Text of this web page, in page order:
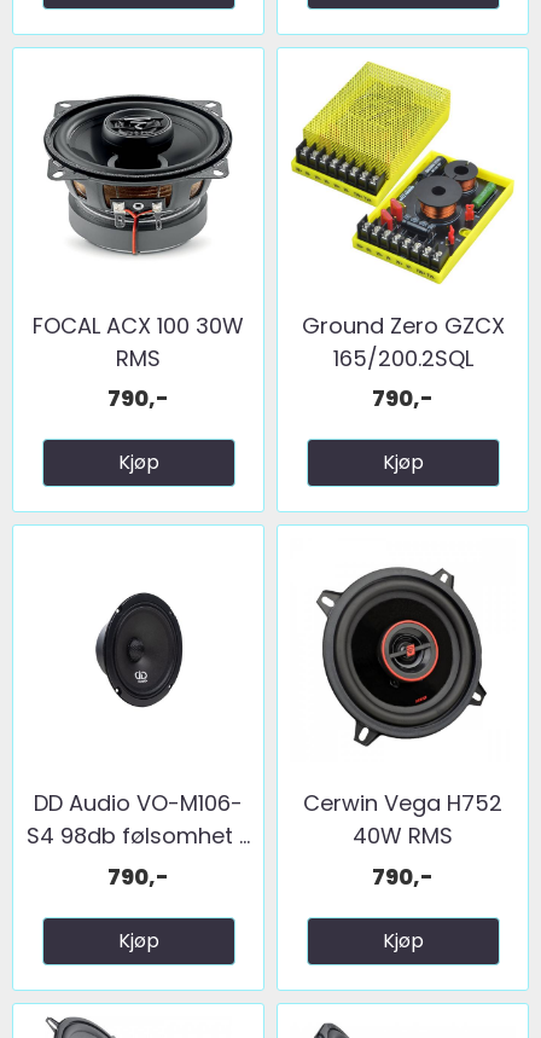
FOCAL ACX 100 30W
RMS
790,-
Kjøp
Ground Zero GZCX
165/200.2SQL
790,-
Kjøp
DD Audio VO-M106-
S4 98db følsomhet ...
790,-
Kjøp
Cerwin Vega H752
40W RMS
790,-
Kjøp